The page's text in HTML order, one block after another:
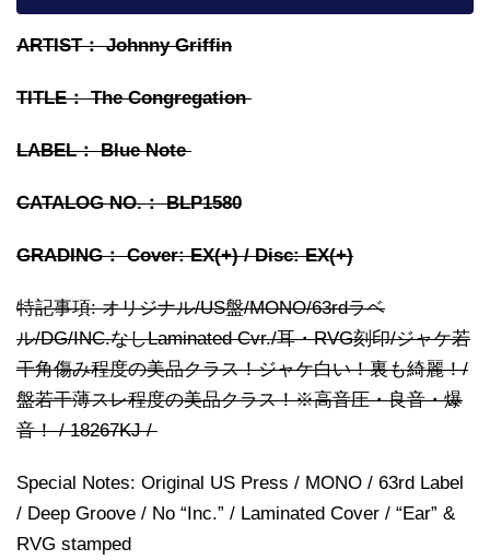
ARTIST： Johnny Griffin
TITLE： The Congregation
LABEL： Blue Note
CATALOG NO.： BLP1580
GRADING： Cover: EX(+) / Disc: EX(+)
特記事項: オリジナル/US盤/MONO/63rdラベ
ル/DG/INC.なしLaminated Cvr./耳・RVG刻印/ジャケ若
干角傷み程度の美品クラス！ジャケ白い！裏も綺麗！/
盤若干薄スレ程度の美品クラス！※高音圧・良音・爆
音！ / 18267KJ /
Special Notes: Original US Press / MONO / 63rd Label
/ Deep Groove / No “Inc.” / Laminated Cover / “Ear” &
RVG stamped